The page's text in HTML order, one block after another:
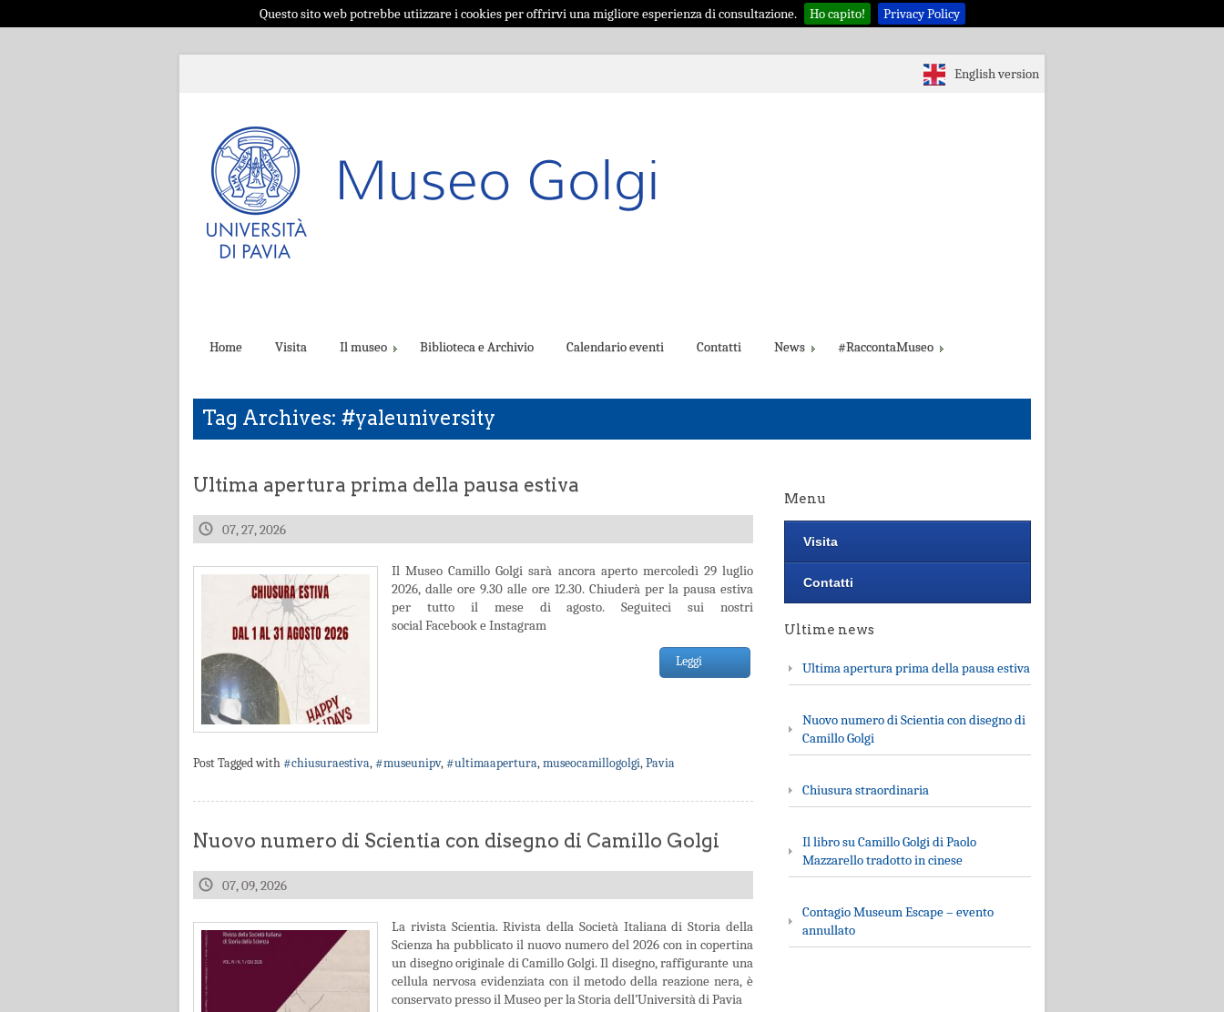
Questo sito web potrebbe utiizzare i cookies per offrirvi una migliore esperienza di consultazione. Ho capito! Privacy Policy
English version
Home Visita Il museo Biblioteca e Archivio Calendario eventi Contatti News #RaccontaMuseo
Tag Archives: #yaleuniversity
Ultima apertura prima della pausa estiva
07, 27, 2026
Il Museo Camillo Golgi sarà ancora aperto mercoledì 29 luglio
2026, dalle ore 9.30 alle ore 12.30. Chiuderà per la pausa estiva
per tutto il mese di agosto. Seguiteci sui nostri
social Facebook e Instagram
Leggi
Post Tagged with#chiusuraestiva,#museunipv,#ultimaapertura,museocamillogolgi,Pavia
Nuovo numero di Scientia con disegno di Camillo Golgi
07, 09, 2026
La rivista Scientia. Rivista della Società Italiana di Storia della
Scienza ha pubblicato il nuovo numero del 2026 con in copertina
un disegno originale di Camillo Golgi. Il disegno, raffigurante una
cellula nervosa evidenziata con il metodo della reazione nera, è
conservato presso il Museo per la Storia dell’Università di Pavia
Menu
Visita
Contatti
Ultime news
Ultima apertura prima della pausa estiva
Nuovo numero di Scientia con disegno di
Camillo Golgi
Chiusura straordinaria
Il libro su Camillo Golgi di Paolo
Mazzarello tradotto in cinese
Contagio Museum Escape – evento
annullato